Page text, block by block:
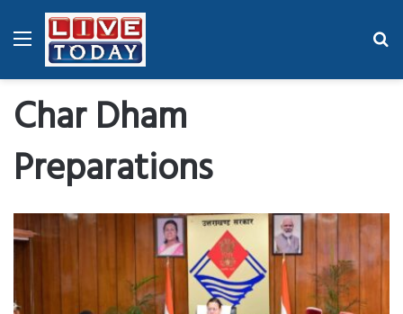
Menu
Char Dham
Preparations